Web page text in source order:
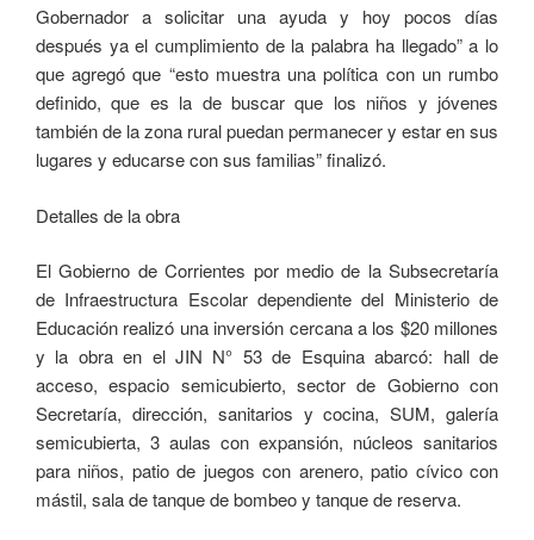
Gobernador a solicitar una ayuda y hoy pocos días
después ya el cumplimiento de la palabra ha llegado” a lo
que agregó que “esto muestra una política con un rumbo
definido, que es la de buscar que los niños y jóvenes
también de la zona rural puedan permanecer y estar en sus
lugares y educarse con sus familias” finalizó.
Detalles de la obra
El Gobierno de Corrientes por medio de la Subsecretaría
de Infraestructura Escolar dependiente del Ministerio de
Educación realizó una inversión cercana a los $20 millones
y la obra en el JIN N° 53 de Esquina abarcó: hall de
acceso, espacio semicubierto, sector de Gobierno con
Secretaría, dirección, sanitarios y cocina, SUM, galería
semicubierta, 3 aulas con expansión, núcleos sanitarios
para niños, patio de juegos con arenero, patio cívico con
mástil, sala de tanque de bombeo y tanque de reserva.